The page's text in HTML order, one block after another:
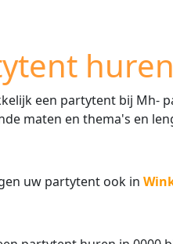
een partytent bij Mh-
maten en thema's en
uw partytent ook in